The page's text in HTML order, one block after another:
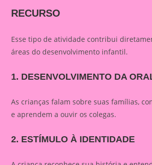
RECURSO
Esse tipo de atividade contribui
áreas do desenvolvimento infantil.
1. DESENVOLVIMENTO DA
As crianças falam sobre suas famílias,
e aprendem a ouvir os colegas.
2. ESTÍMULO À IDENTIDADE